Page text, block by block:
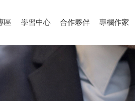
區 學習中心 合作夥伴 專欄作家